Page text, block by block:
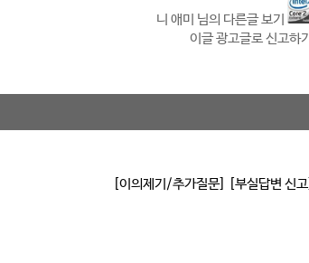
니 애미 님의 다른글 보기
이글 광고글로 신고하기
[이의제기/추가질문] [부실답변 신고]